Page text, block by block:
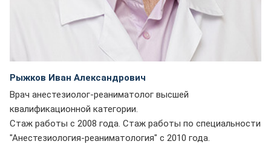
Рыжков Иван Александрович
Врач анестезиолог-реаниматолог высшей
квалификационной категории.
Стаж работы с 2008 года. Стаж работы по специальности
"Анестезиология-реаниматология" с 2010 года.